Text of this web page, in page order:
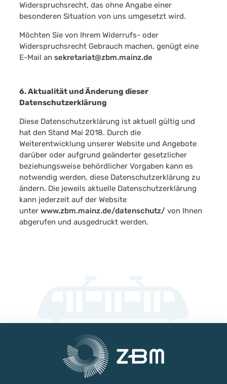
Widerspruchsrecht, das ohne Angabe einer
besonderen Situation von uns umgesetzt wird.
Möchten Sie von Ihrem Widerrufs- oder
Widerspruchsrecht Gebrauch machen, genügt eine
E-Mail an sekretariat@zbm.mainz.de
6. Aktualität und Änderung dieser
Datenschutzerklärung
Diese Datenschutzerklärung ist aktuell gültig und
hat den Stand Mai 2018. Durch die
Weiterentwicklung unserer Website und Angebote
darüber oder aufgrund geänderter gesetzlicher
beziehungsweise behördlicher Vorgaben kann es
notwendig werden, diese Datenschutzerklärung zu
ändern. Die jeweils aktuelle Datenschutzerklärung
kann jederzeit auf der Website
unter www.zbm.mainz.de/datenschutz/von Ihnen
abgerufen und ausgedruckt werden.